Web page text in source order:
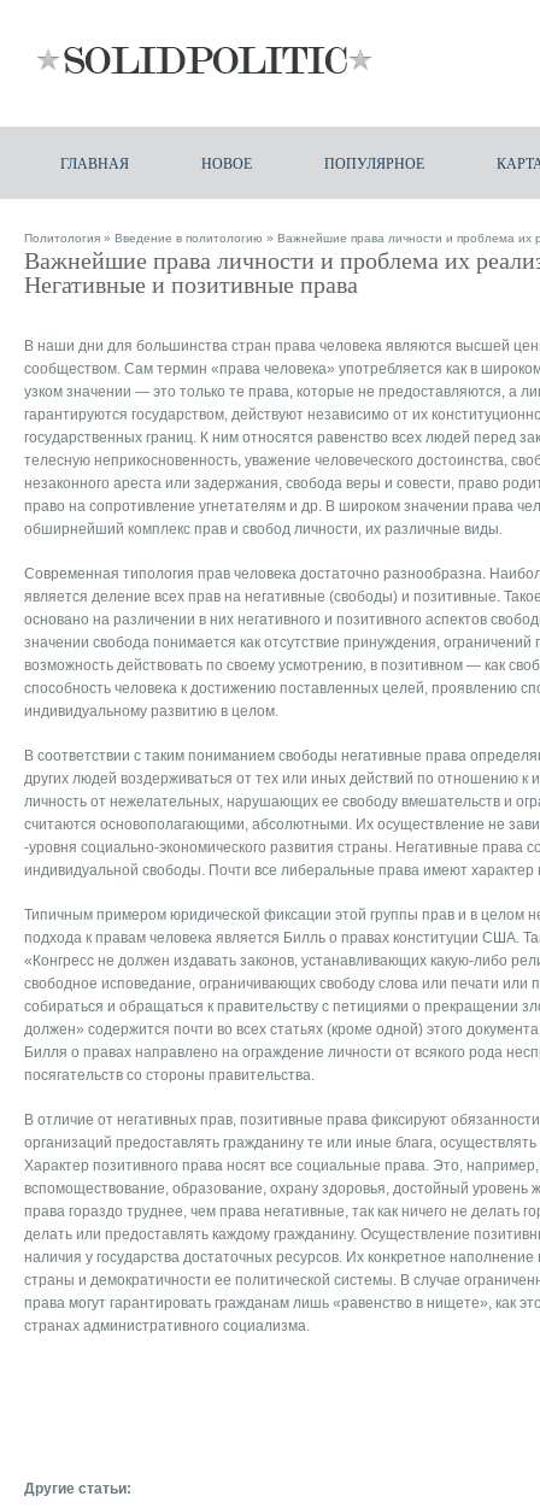
ГЛАВНАЯ НОВОЕ ПОПУЛЯРНОЕ
Политология » Введение в политологию » Важнейшие права личности и проблема их
Важнейшие права личности и проблема их
Негативные и позитивные права
В наши дни для большинства стран права человека являются высшей
сообществом. Сам термин «права человека» употребляется как в
узком значении — это только те права, которые не предоставляются, а
гарантируются государством, действуют независимо от их
государственных границ. К ним относятся равенство всех людей перед
телесную неприкосновенность, уважение человеческого достоинства,
незаконного ареста или задержания, свобода веры и совести, право
право на сопротивление угнетателям и др. В широком значении права
обширнейший комплекс прав и свобод личности, их различные виды.
Современная типология прав человека достаточно разнообразна.
является деление всех прав на негативные (свободы) и позитивные.
основано на различении в них негативного и позитивного аспектов
значении свобода понимается как отсутствие принуждения,
возможность действовать по своему усмотрению, в позитивном — как
способность человека к достижению поставленных целей, проявлению
индивидуальному развитию в целом.
В соответствии с таким пониманием свободы негативные права
других людей воздерживаться от тех или иных действий по отношению к
личность от нежелательных, нарушающих ее свободу вмешательств и
считаются основополагающими, абсолютными. Их осуществление не
-уровня социально-экономического развития страны. Негативные права
индивидуальной свободы. Почти все либеральные права имеют характер
Типичным примером юридической фиксации этой группы прав и в целом
подхода к правам человека является Билль о правах конституции США.
«Конгресс не должен издавать законов, устанавливающих какую-либо
свободное исповедание, ограничивающих свободу слова или печати или
собираться и обращаться к правительству с петициями о прекращении
должен» содержится почти во всех статьях (кроме одной) этого
Билля о правах направлено на ограждение личности от всякого рода
посягательств со стороны правительства.
В отличие от негативных прав, позитивные права фиксируют
организаций предоставлять гражданину те или иные блага,
Характер позитивного права носят все социальные права. Это,
вспомоществование, образование, охрану здоровья, достойный уровень
права гораздо труднее, чем права негативные, так как ничего не делать
делать или предоставлять каждому гражданину. Осуществление
наличия у государства достаточных ресурсов. Их конкретное наполнение
страны и демократичности ее политической системы. В случае
права могут гарантировать гражданам лишь «равенство в нищете», как
странах административного социализма.
Другие статьи: